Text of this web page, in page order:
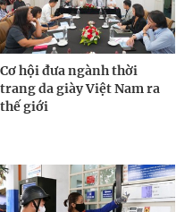
Cơ hội đưa ngành thời
trang da giày Việt Nam ra
thế giới